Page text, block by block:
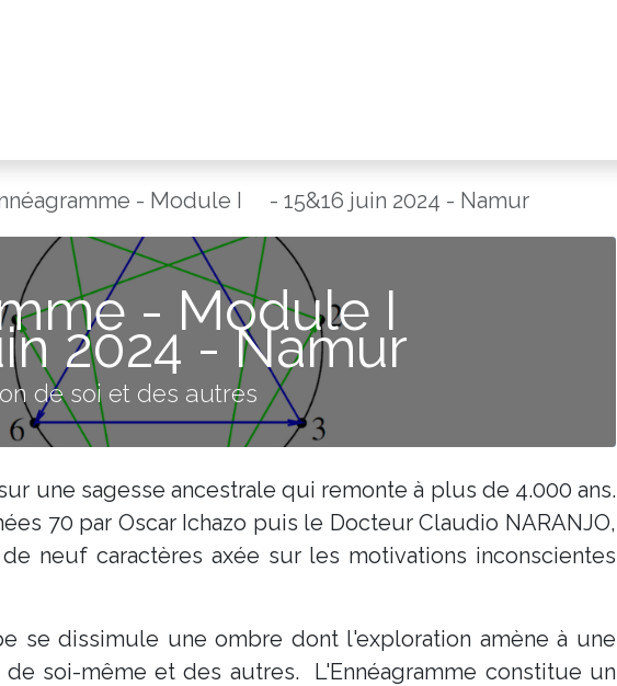
- Module I - 15&16 juin 2024 - Namur
- Module I
2024 - Namur
de soi et des autres
une sagesse ancestrale qui remonte à plus de 4.000 ans.
70 par Oscar Ichazo puis le Docteur Claudio NARANJO,
neuf caractères axée sur les motivations inconscientes
se dissimule une ombre dont l'exploration amène à une
soi-même et des autres. L'Ennéagramme constitue un